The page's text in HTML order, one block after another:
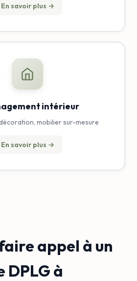
En savoir plus →
intérieur
mobilier sur-mesure
En savoir plus →
appel à un
à